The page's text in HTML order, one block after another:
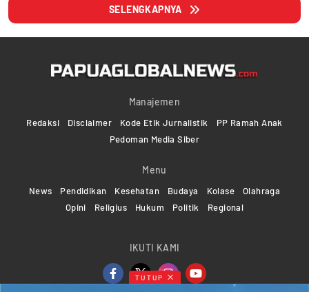
SELENGKAPNYA
Manajemen
Redaksi Disclaimer Kode Etik Jurnalistik
PP Ramah Anak
Pedoman Media Siber
Menu
News Pendidikan Kesehatan Budaya Kolase
Olahraga
Opini
Religius Hukum Politik Regional
IKUTI KAMI
TUTUP